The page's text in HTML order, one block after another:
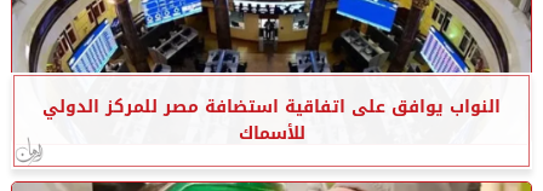
النواب يوافق على اتفاقية استضافة مصر للمركز الدولي
للأسماك